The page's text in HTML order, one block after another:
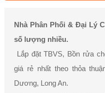
Nhà Phân Phối & Đại Lý
số lượng nhiều.
Lắp đặt TBVS, Bồn rửa
giá rẻ nhất theo thỏa
Dương, Long An.